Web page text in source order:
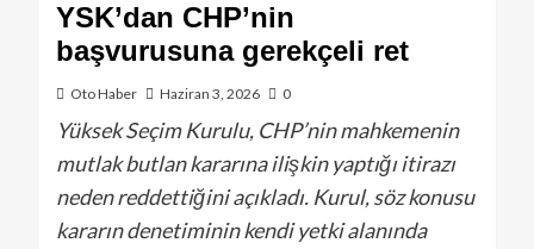
YSK’dan CHP’nin
başvurusuna gerekçeli ret
Oto Haber Haziran 3, 2026 0
Yüksek Seçim Kurulu, CHP’nin mahkemenin
mutlak butlan kararına ilişkin yaptığı itirazı
neden reddettiğini açıkladı. Kurul, söz konusu
kararın denetiminin kendi yetki alanında